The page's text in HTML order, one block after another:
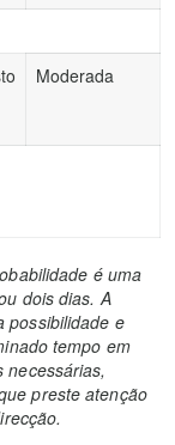
Moderada
é uma
dois dias. A
possibilidade e
tempo em
preste atenção